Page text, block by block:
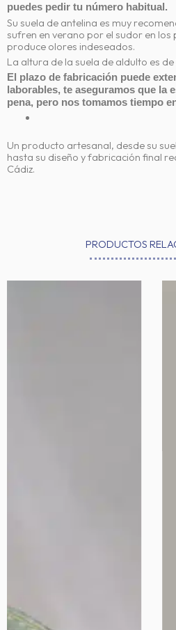
puedes pedir tu número habitual.
Su suela de antelina es muy
sufren en verano por el sudor en los
produce olores indeseados.
La altura de la suela de aldulto es de
El plazo de fabricación puede
laborables, te aseguramos que la
pena, pero nos tomamos tiempo
Un producto artesanal, desde su
hasta su diseño y fabricación final
Cádiz.
PRODUCTOS